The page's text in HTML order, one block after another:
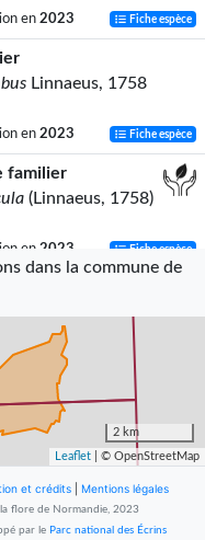
en 2023 Fiche espèce
Linnaeus, 1758
en 2023 Fiche espèce
familier
(Linnaeus, 1758)
en 2023 Fiche espèce
Linnaeus, 1758
en
2023 Fiche espèce
C.L. Brehm, 1831
dans la commune de
2 km
Leaflet | © OpenStreetMap
et crédits Mentions légales
flore de Normandie, 2023
par le Parc national des Écrins